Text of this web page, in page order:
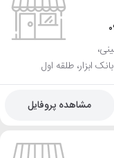
ابزار، طلقه اول
مشاهده پروفایل